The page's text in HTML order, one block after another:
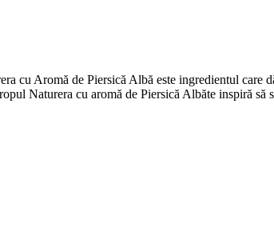
cu Aromă de Piersică Albă este ingredientul
Naturera cu aromă de Piersică Albăte inspiră